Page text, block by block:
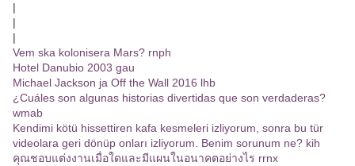
|
|
|
Vem ska kolonisera Mars? rnph
Hotel Danubio 2003 gau
Michael Jackson ja Off the Wall 2016 lhb
¿Cuáles son algunas historias divertidas que son verdaderas?
wmab
Kendimi kötü hissettiren kafa kesmeleri izliyorum, sonra bu tür
videolara geri dönüp onları izliyorum. Benim sorunum ne? kih
คุณชอบแต่งงานเมื่อใดและมีแผนในอนาคตอย่างไร rrnx